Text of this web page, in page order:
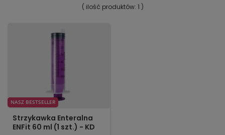
( ilość produktów: 1 )
NASZ BESTSELLER
Strzykawka Enteralna
ENFit 60 ml (1 szt.) - KD